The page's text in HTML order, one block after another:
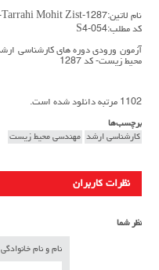
نام لاتین:Arshad-94-Tarrahi Mohit Zist-1287
کد مطلب:S4-054
محیط زیست- کد 1287
1102 مرتبه دانلود شده است.
برچسب‌ها
کارشناسی ارشد مهندسی محیط زیست
نظرات کاربران
نظر شما
نام و نام خانوادگی